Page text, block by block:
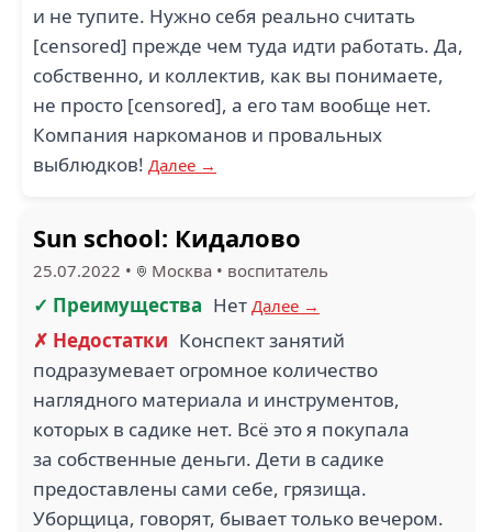
и не тупите. Нужно себя реально считать
[censored] прежде чем туда идти работать. Да,
собственно, и коллектив, как вы понимаете,
не просто [censored], а его там вообще нет.
Компания наркоманов и провальных
выблюдков! Далее →
Sun school: Кидалово
25.07.2022 • Москва • воспитатель
✓ Преимущества Нет Далее →
✗ Недостатки Конспект занятий
подразумевает огромное количество
наглядного материала и инструментов,
которых в садике нет. Всё это я покупала
за собственные деньги. Дети в садике
предоставлены сами себе, грязища.
Уборщица, говорят, бывает только вечером.